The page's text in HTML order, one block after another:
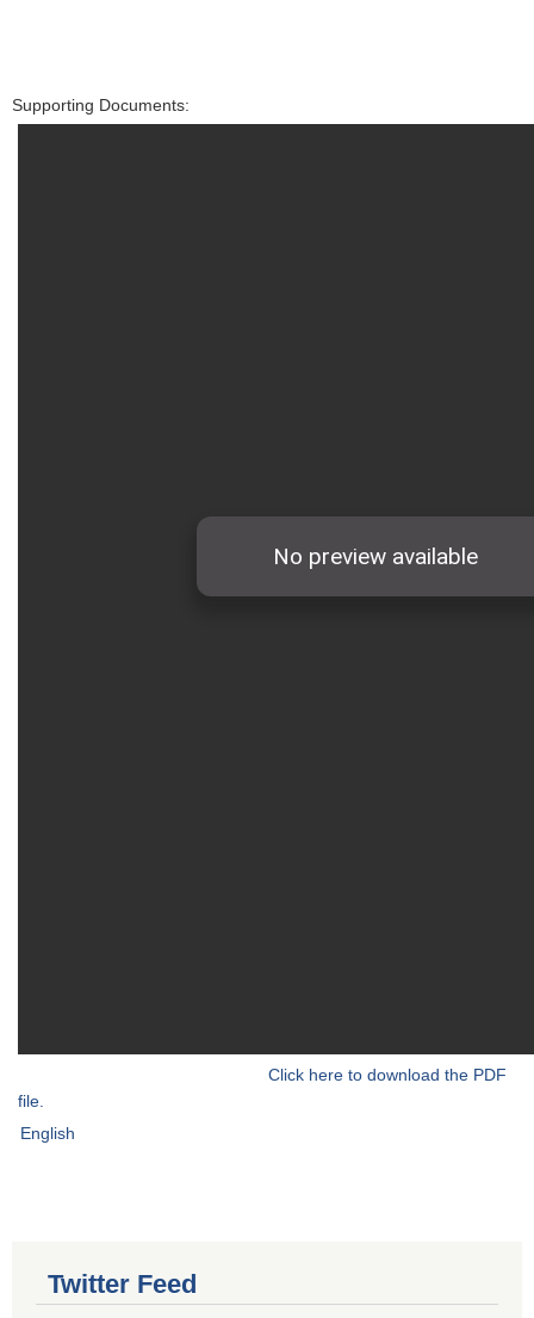
Supporting Documents:
Click here to download the PDF
file.
English
Twitter Feed